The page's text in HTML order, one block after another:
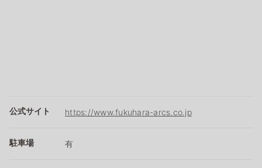
公式サイト https://www.fukuhara-arcs.co.jp
駐車場 有